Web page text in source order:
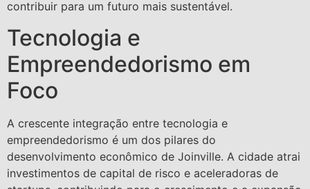
contribuir para um futuro mais sustentável.
Tecnologia e
Empreendedorismo em
Foco
A crescente integração entre tecnologia e
empreendedorismo é um dos pilares do
desenvolvimento econômico de Joinville. A cidade atrai
investimentos de capital de risco e aceleradoras de